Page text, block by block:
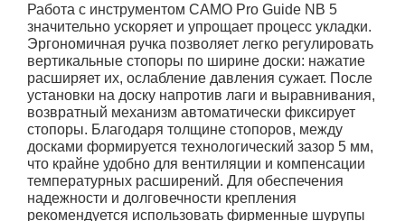
Работа с инструментом CAMO Pro Guide NB 5
значительно ускоряет и упрощает процесс укладки.
Эргономичная ручка позволяет легко регулировать
вертикальные стопоры по ширине доски: нажатие
расширяет их, ослабление давления сужает. После
установки на доску напротив лаги и выравнивания,
возвратный механизм автоматически фиксирует
стопоры. Благодаря толщине стопоров, между
досками формируется технологический зазор 5 мм,
что крайне удобно для вентиляции и компенсации
температурных расширений. Для обеспечения
надежности и долговечности крепления
рекомендуется использовать фирменные шурупы